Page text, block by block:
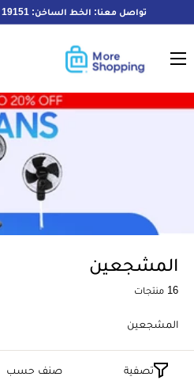
المحتوى
تواصل معنا: الخط الساخن: 19151 - الواتساب: 01024348000
المشجعين
16 منتجات
المشجعين
تصفية صنف حسب